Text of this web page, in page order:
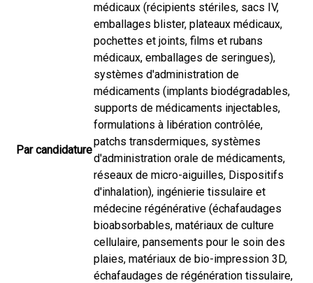
Par candidature
médicaux (récipients stériles, sacs IV,
emballages blister, plateaux médicaux,
pochettes et joints, films et rubans
médicaux, emballages de seringues),
systèmes d'administration de
médicaments (implants biodégradables,
supports de médicaments injectables,
formulations à libération contrôlée,
patchs transdermiques, systèmes
d'administration orale de médicaments,
réseaux de micro-aiguilles, Dispositifs
d'inhalation), ingénierie tissulaire et
médecine régénérative (échafaudages
bioabsorbables, matériaux de culture
cellulaire, pansements pour le soin des
plaies, matériaux de bio-impression 3D,
échafaudages de régénération tissulaire,